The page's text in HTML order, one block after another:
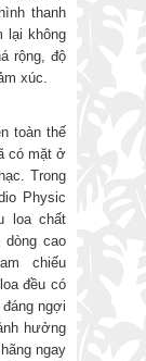
thanh
lại không
rộng, độ
xúc.
toàn thế
có mặt ở
Trong
Physic
loa chất
dòng cao
chiếu
đều có
ngợi
hưởng
ngay